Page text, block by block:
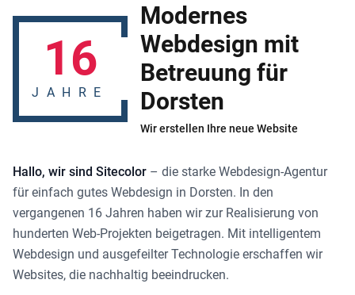
16
JAHRE
Modernes
Webdesign mit
Betreuung für
Dorsten
Wir erstellen Ihre neue Website
Hallo, wir sind Sitecolor – die starke Webdesign-Agentur
für einfach gutes Webdesign in Dorsten. In den
vergangenen 16 Jahren haben wir zur Realisierung von
hunderten Web-Projekten beigetragen. Mit intelligentem
Webdesign und ausgefeilter Technologie erschaffen wir
Websites, die nachhaltig beeindrucken.